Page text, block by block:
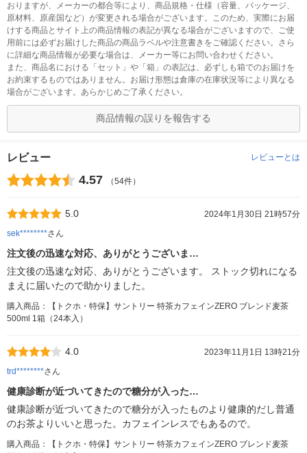
おりますが、メーカーの都合等により、商品規格・仕様（容量、パッケージ、
原材料、原産国など）が変更される場合がございます。このため、実際にお届
けする商品とサイト上の商品情報の表記が異なる場合がございますので、ご使
用前には必ずお届けした商品の商品ラベルや注意書きをご確認ください。さら
に詳細な商品情報が必要な場合は、メーカー等にお問い合わせください。
また、商品名における「セット」や「箱」の表記は、必ずしも箱でのお届けを
お約束するものではありません。お届け形態は倉庫の在庫状況等により異なる
場合がございます。あらかじめご了承ください。
商品情報の誤りを報告する
レビュー レビューとは
4.57 （54件）
5.0
2024年1月30日 21時57分
sek********さん
注文後の迅速な対応、ありがとうございま…
注文後の迅速な対応、ありがとうございます。 ストック切れになる
まえに届いたので助かりました。
購入商品：【トクホ・特保】サントリー 特茶カフェインZERO ブレンド麦茶
500ml 1箱（24本入）
4.0
2023年11月1日 13時21分
trd********さん
健康診断が近づいてきたので糖分が入った…
健康診断が近づいてきたので糖分が入ったものより健康的だし普通
のお茶よりいいと思った。カフェインレスでもあるので。
購入商品：【トクホ・特保】サントリー 特茶カフェインZERO ブレンド麦茶